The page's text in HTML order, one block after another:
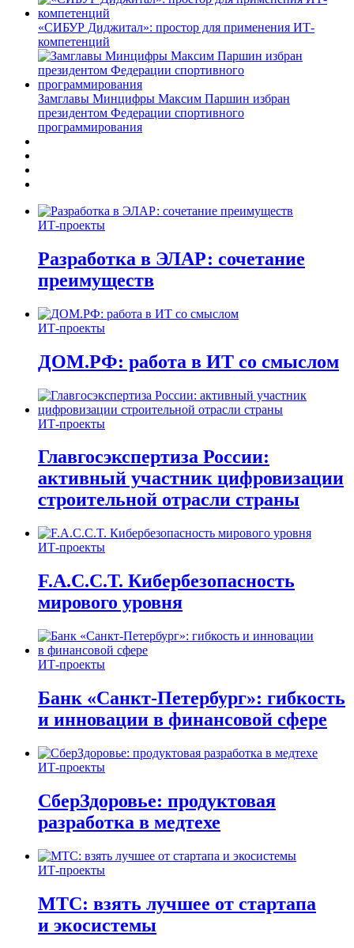
«СИБУР Диджитал»: простор для применения ИТ-
компетенций
Замглавы Минцифры Максим Паршин избран
президентом Федерации спортивного
программирования
ИТ-проекты
Разработка в ЭЛАР: сочетание
преимуществ
ИТ-проекты
ДОМ.РФ: работа в ИТ со смыслом
ИТ-проекты
Главгосэкспертиза России:
активный участник цифровизации
строительной отрасли страны
ИТ-проекты
F.A.C.C.T. Кибербезопасность
мирового уровня
ИТ-проекты
Банк «Санкт-Петербург»: гибкость
и инновации в финансовой сфере
ИТ-проекты
СберЗдоровье: продуктовая
разработка в медтехе
ИТ-проекты
МТС: взять лучшее от стартапа
и экосистемы